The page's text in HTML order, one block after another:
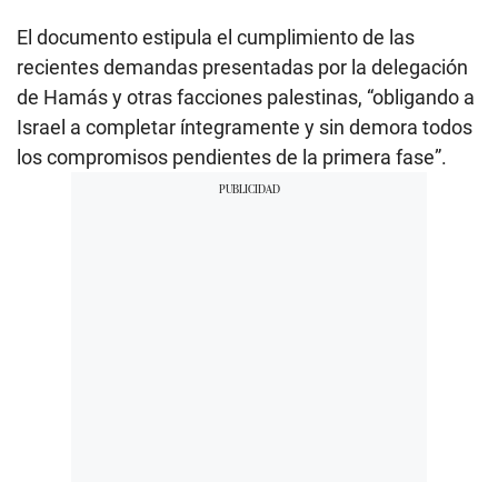
El documento estipula el cumplimiento de las
recientes demandas presentadas por la delegación
de Hamás y otras facciones palestinas, “obligando a
Israel a completar íntegramente y sin demora todos
los compromisos pendientes de la primera fase”.